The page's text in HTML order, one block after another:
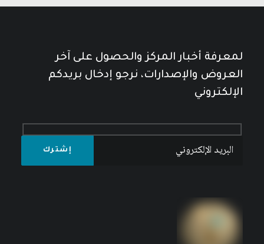
لمعرفة أخبار المركز والحصول على آخر
العروض والإصدارات، نرجو إدخال بريدكم
الإلكتروني